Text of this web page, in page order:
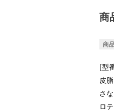
商
商
[型
皮
さ
ロ